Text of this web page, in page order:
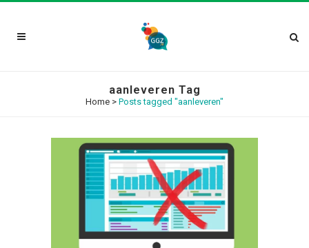
aanleveren Tag
Home > Posts tagged "aanleveren"